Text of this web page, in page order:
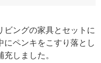
ビングの家具とセットに
にペンキをこすり落とし
しました。